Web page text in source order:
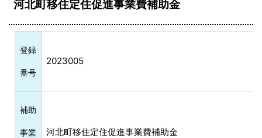
河北町移住定住促進事業費補助金
登録
番号
2023005
補助
事業 河北町移住定住促進事業費補助金